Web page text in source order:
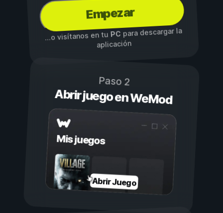
Empezar
...o visítanos en tuPCpara descargar la
aplicación
Paso 2
Abrir juego en WeMod
Mis juegos
Abrir Juego